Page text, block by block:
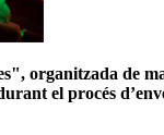
organitzada de
el procés